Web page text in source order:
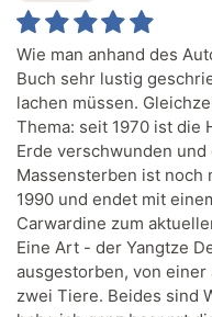
Wie man anhand des
Buch sehr lustig
lachen müssen.
Thema: seit 1970 ist die
Erde verschwunden
Massensterben ist noch
1990 und endet mit
Carwardine zum
Eine Art - der Yangtze
ausgestorben, von
zwei Tiere. Beides sind